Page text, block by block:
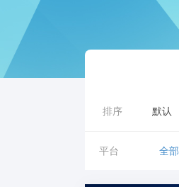
排序 默认
平台 全部